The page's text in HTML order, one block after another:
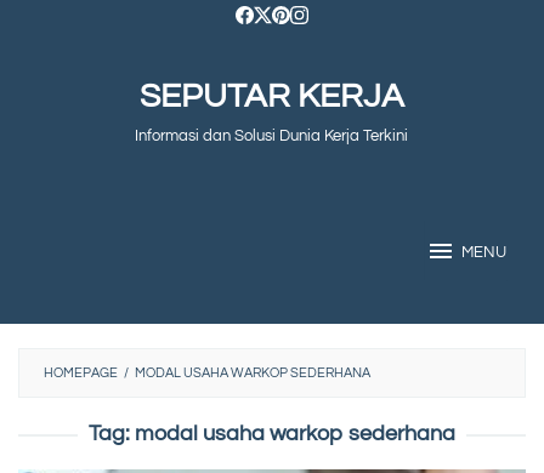
SEPUTAR KERJA
Informasi dan Solusi Dunia Kerja Terkini
MENU
HOMEPAGE / MODAL USAHA WARKOP SEDERHANA
Tag: modal usaha warkop sederhana